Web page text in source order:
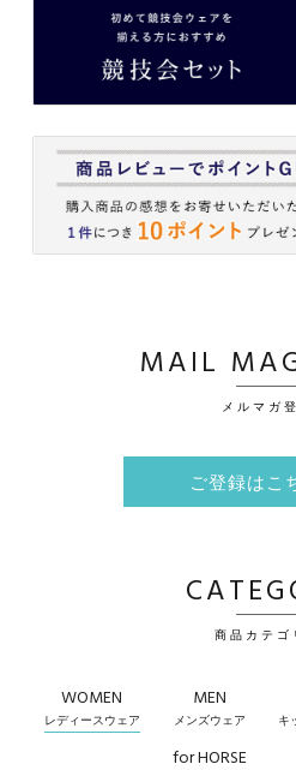
MAIL
メルマガ
ご登録はこ
商品カテゴ
WOMEN
レディースウェア
MEN
メンズウェア キ
for HORSE